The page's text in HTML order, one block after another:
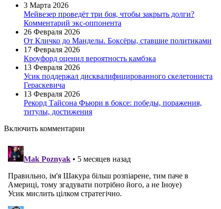
3 Марта 2026
Мейвезер проведёт три боя, чтобы закрыть долги?
Комментарий экс-оппонента
26 Февраля 2026
От Кличко до Манделы. Боксёры, ставшие политиками
17 Февраля 2026
Кроуфорд оценил вероятность камбэка
13 Февраля 2026
Усик поддержал дисквалифицированного скелетониста
Гераскевича
13 Февраля 2026
Рекорд Тайсона Фьюри в боксе: победы, поражения,
титулы, достижения
Включить комментарии